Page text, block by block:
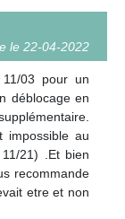
le 22-04-2022
03 pour un
déblocage en
impossible au
21) .Et bien
recommande
etre et non